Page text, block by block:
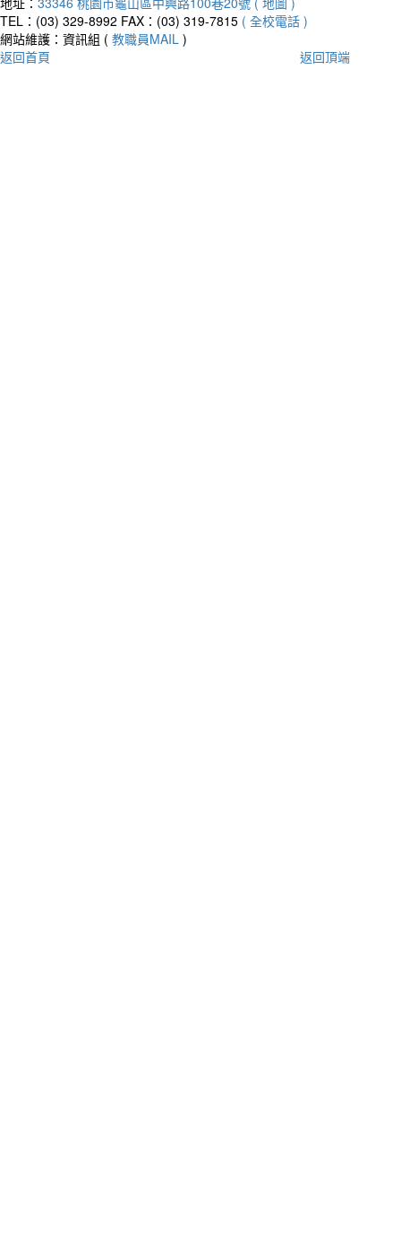
TEL：(03) 329-8992 FAX：(03) 319-7815 ( 全校電話 )
網站維護：資訊組 ( 教職員MAIL )
返回首頁
返回頂端